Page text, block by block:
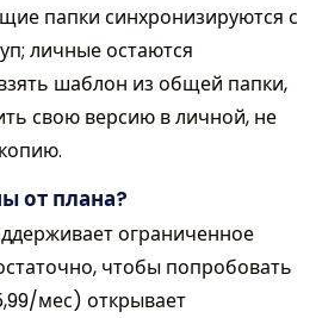
папки синхронизируются с
личные остаются
шаблон из общей папки,
свою версию в личной, не
от плана?
ограниченное
чтобы попробовать
мес) открывает